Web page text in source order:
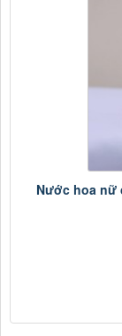
Nước hoa nữ